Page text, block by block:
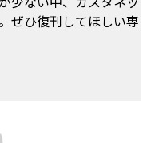
ぜひ復刊してほしい専